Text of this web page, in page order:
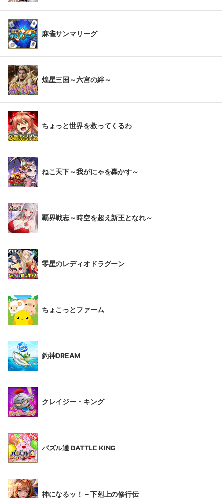
麻雀サンマリーグ
煌星三国～六宮の絆～
ちょっと世界を救ってくるわ
ねこ天下～我がにゃを轟かす～
覇界戦志～時空を超え新王となれ～
零星のレディオドラグーン
ちょこっとファーム
釣神DREAM
クレイジー・キング
パズル通 BATTLE KING
神になるッ！－下剋上の修行伝